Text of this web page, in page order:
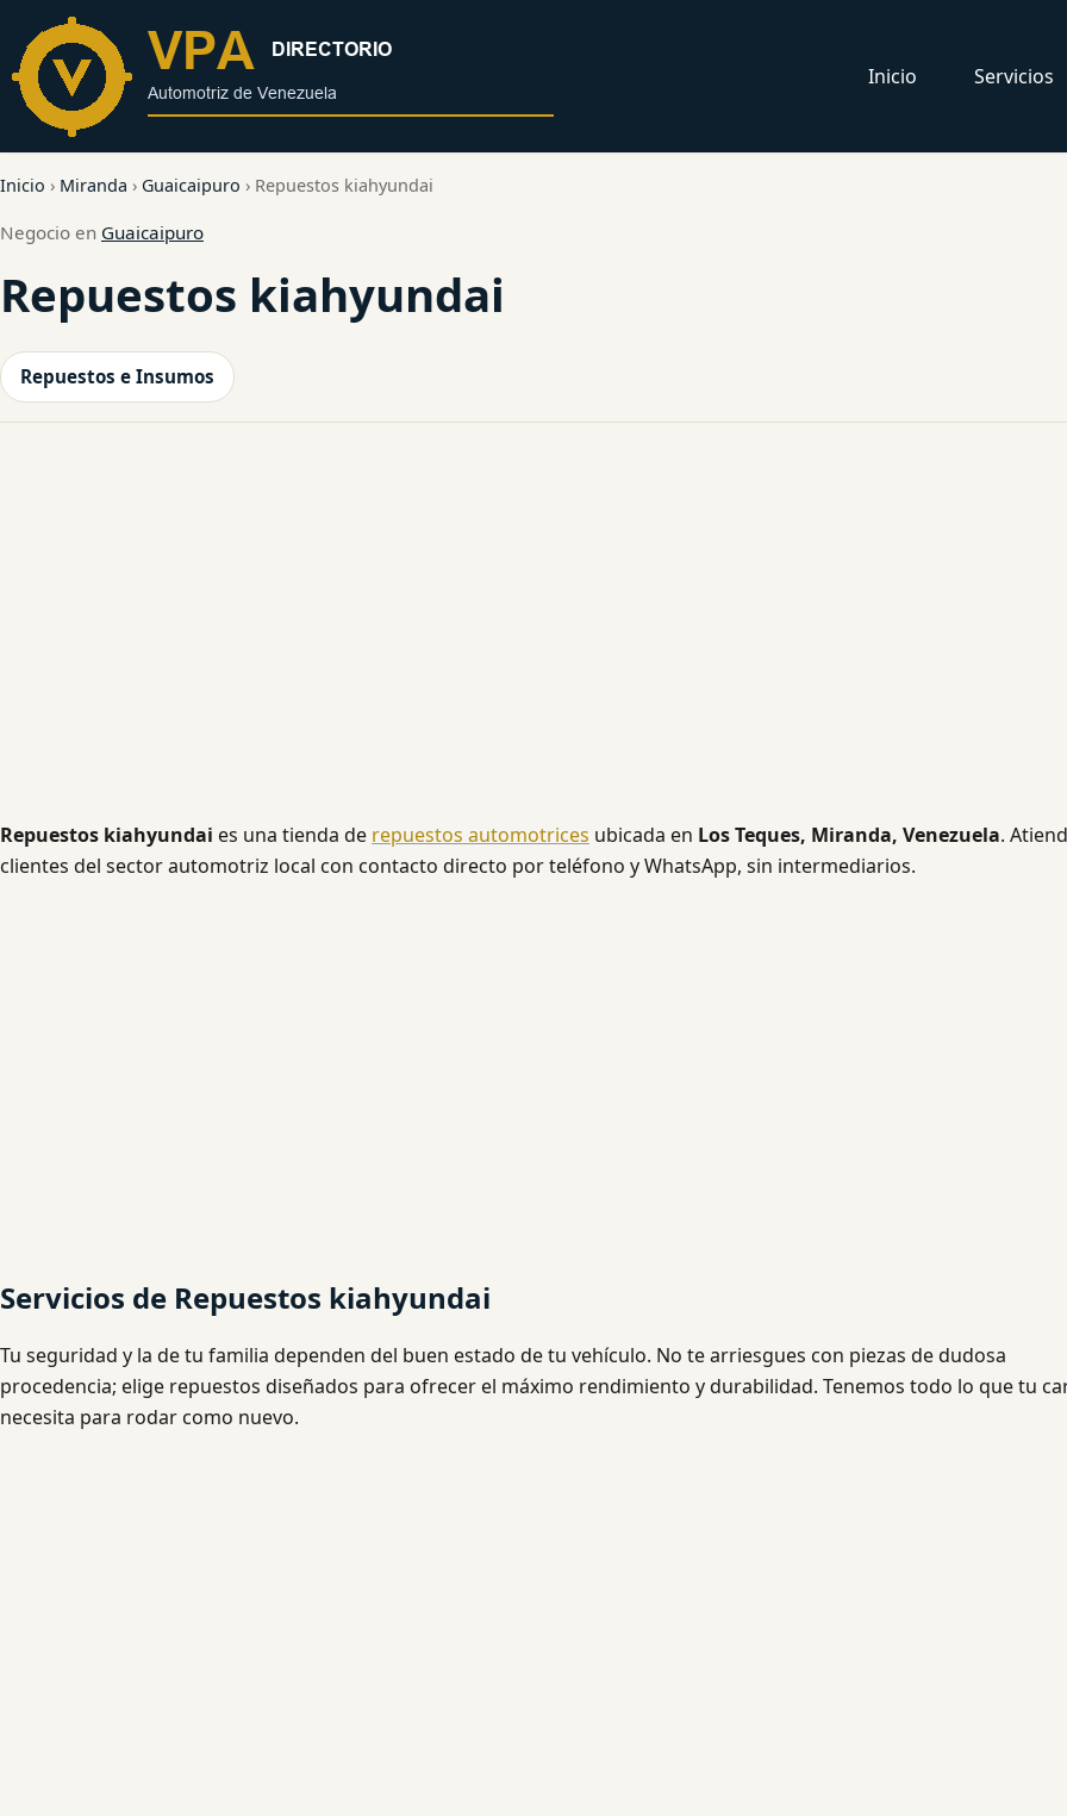
contenido
Inicio
Servicios
Inicio › Miranda › Guaicaipuro › Repuestos kiahyundai
Negocio en Guaicaipuro
Repuestos kiahyundai
Repuestos e Insumos
Repuestos kiahyundai es una tienda de repuestos automotrices ubicada en Los Teques, Miranda, Venezuela.
clientes del sector automotriz local con contacto directo por teléfono y WhatsApp, sin intermediarios.
Servicios de Repuestos kiahyundai
Tu seguridad y la de tu familia dependen del buen estado de tu vehículo. No te arriesgues con piezas de dudosa
procedencia; elige repuestos diseñados para ofrecer el máximo rendimiento y durabilidad. Tenemos todo lo que tu
necesita para rodar como nuevo.